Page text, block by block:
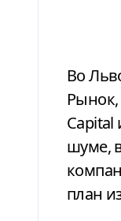
Во Львовском городском совете состоялась встреча жителей дома на площади
Рынок,
Capital
шуме,
план